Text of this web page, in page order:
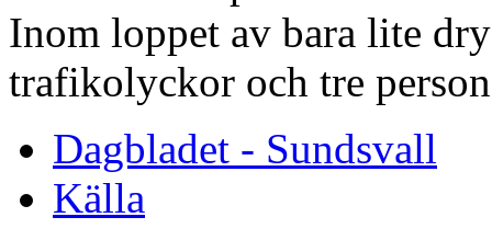
Inom loppet av bara lite
trafikolyckor och tre
Dagbladet - Sundsvall
Källa